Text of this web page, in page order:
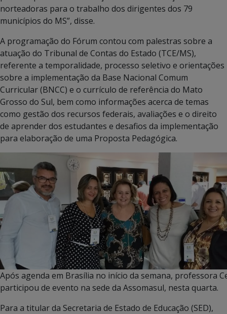
norteadoras para o trabalho dos dirigentes dos 79
municípios do MS”, disse.
A programação do Fórum contou com palestras sobre a
atuação do Tribunal de Contas do Estado (TCE/MS),
referente a temporalidade, processo seletivo e orientações
sobre a implementação da Base Nacional Comum
Curricular (BNCC) e o currículo de referência do Mato
Grosso do Sul, bem como informações acerca de temas
como gestão dos recursos federais, avaliações e o direito
de aprender dos estudantes e desafios da implementação
para elaboração de uma Proposta Pedagógica.
Após agenda em Brasília no início da semana, professora
participou de evento na sede da Assomasul, nesta quarta.
Para a titular da Secretaria de Estado de Educação (SED),